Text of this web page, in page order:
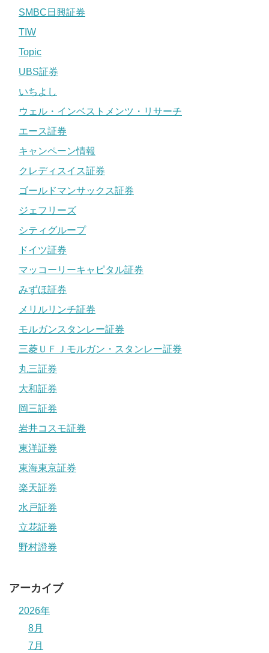
SMBC日興証券
TIW
Topic
UBS証券
いちよし
ウェル・インベストメンツ・リサーチ
エース証券
キャンペーン情報
クレディスイス証券
ゴールドマンサックス証券
ジェフリーズ
シティグループ
ドイツ証券
マッコーリーキャピタル証券
みずほ証券
メリルリンチ証券
モルガンスタンレー証券
三菱ＵＦＪモルガン・スタンレー証券
丸三証券
大和証券
岡三証券
岩井コスモ証券
東洋証券
東海東京証券
楽天証券
水戸証券
立花証券
野村證券
アーカイブ
2026年
8月
7月